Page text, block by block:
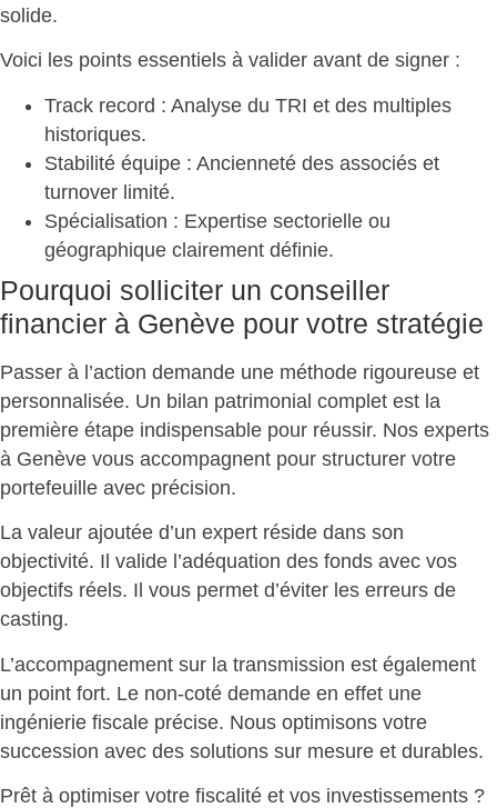
solide.
Voici les points essentiels à valider avant de signer :
Track record : Analyse du TRI et des multiples
historiques.
Stabilité équipe : Ancienneté des associés et
turnover limité.
Spécialisation : Expertise sectorielle ou
géographique clairement définie.
Pourquoi solliciter un conseiller
financier à Genève pour votre stratégie
Passer à l’action demande une méthode rigoureuse et
personnalisée. Un bilan patrimonial complet est la
première étape indispensable pour réussir. Nos experts
à Genève vous accompagnent pour structurer votre
portefeuille avec précision.
La valeur ajoutée d’un expert réside dans son
objectivité. Il valide l’adéquation des fonds avec vos
objectifs réels. Il vous permet d’éviter les erreurs de
casting.
L’accompagnement sur la transmission est également
un point fort. Le non-coté demande en effet une
ingénierie fiscale précise. Nous optimisons votre
succession avec des solutions sur mesure et durables.
Prêt à optimiser votre fiscalité et vos investissements ?